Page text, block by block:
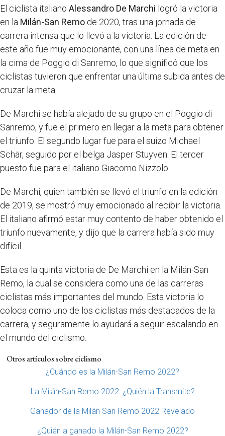
El ciclista italiano Alessandro De Marchi logró la victoria
en la Milán-San Remo de 2020, tras una jornada de
carrera intensa que lo llevó a la victoria. La edición de
este año fue muy emocionante, con una línea de meta en
la cima de Poggio di Sanremo, lo que significó que los
ciclistas tuvieron que enfrentar una última subida antes de
cruzar la meta.
De Marchi se había alejado de su grupo en el Poggio di
Sanremo, y fue el primero en llegar a la meta para obtener
el triunfo. El segundo lugar fue para el suizo Michael
Schär, seguido por el belga Jasper Stuyven. El tercer
puesto fue para el italiano Giacomo Nizzolo.
De Marchi, quien también se llevó el triunfo en la edición
de 2019, se mostró muy emocionado al recibir la victoria.
El italiano afirmó estar muy contento de haber obtenido el
triunfo nuevamente, y dijo que la carrera había sido muy
difícil.
Esta es la quinta victoria de De Marchi en la Milán-San
Remo, la cual se considera como una de las carreras
ciclistas más importantes del mundo. Esta victoria lo
coloca como uno de los ciclistas más destacados de la
carrera, y seguramente lo ayudará a seguir escalando en
el mundo del ciclismo.
Otros artículos sobre ciclismo
¿Cuándo es la Milán-San Remo 2022?
La Milán-San Remo 2022: ¿Quién la Transmite?
Ganador de la Milán San Remo 2022 Revelado
¿Quién a ganado la Milán-San Remo 2022?